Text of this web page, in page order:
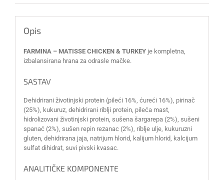
Opis
FARMINA – MATISSE CHICKEN & TURKEYje kompletna,
izbalansirana hrana za odrasle mačke.
SASTAV
Dehidrirani životinjski protein (pileći 16%, ćureći 16%), pirinač
(25%), kukuruz, dehidrirani riblji protein, pileća mast,
hidrolizovani životinjski protein, sušena šargarepa (2%), sušeni
spanać (2%), sušen repin rezanac (2%), riblje ulje, kukuruzni
gluten, dehidrirana jaja, natrijum hlorid, kalijum hlorid, kalcijum
sulfat dihidrat, suvi pivski kvasac.
ANALITIČKE KOMPONENTE